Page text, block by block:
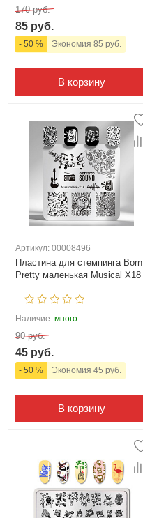
170 руб.
85 руб.
- 50 % Экономия 85 руб.
В корзину
Артикул: 00008496
Пластина для стемпинга Born
Pretty маленькая Musical X18
Наличие: много
90 руб.
45 руб.
- 50 % Экономия 45 руб.
В корзину